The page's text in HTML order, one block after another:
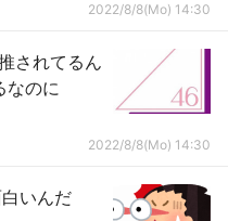
2022/8/8(Mo) 14:30
されてるん
なのに
2022/8/8(Mo) 14:30
いんだ